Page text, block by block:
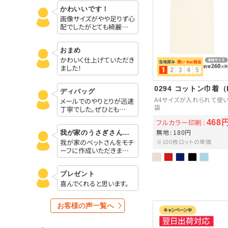
0294 コットン巾着
A4サイズが入れられて使
袋
無地 180円
フルカラー印刷 468
※100枚ロットの単価
かわいいです！
画像サイズがやや足りず心
配でしたがとても綺麗…
おまめ
かわいく仕上げていただき
ました！
ディバッグ
メールでのやりとりが迅速
丁寧でした。ぜひとも…
我が家のうさぎさんをモチーフに
我が家のペットさんをモチ
ーフに作成いただきま…
プレゼント
喜んでくれると思います。
お客様の声一覧へ